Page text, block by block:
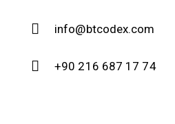
info@btcodex.com
+90 216 687 17 74